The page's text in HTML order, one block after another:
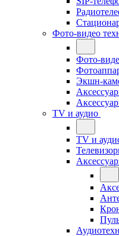
Фото-видео
Фото-
Экшн-
TV и аудио
TV и